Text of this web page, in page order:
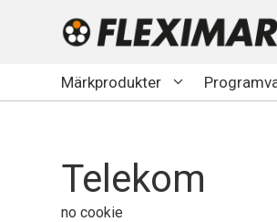
Märkprodukter
Telekom
no cookie